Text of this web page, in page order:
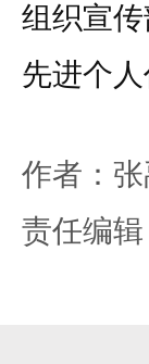
组织宣
先进个人
作者：
责任编